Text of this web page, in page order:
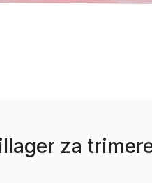
za